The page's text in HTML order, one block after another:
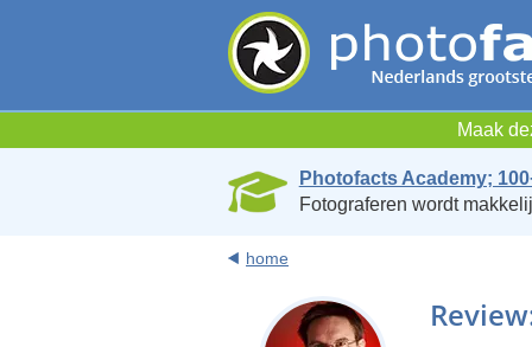
Maak
Photofacts Academy;
Fotograferen wordt
home